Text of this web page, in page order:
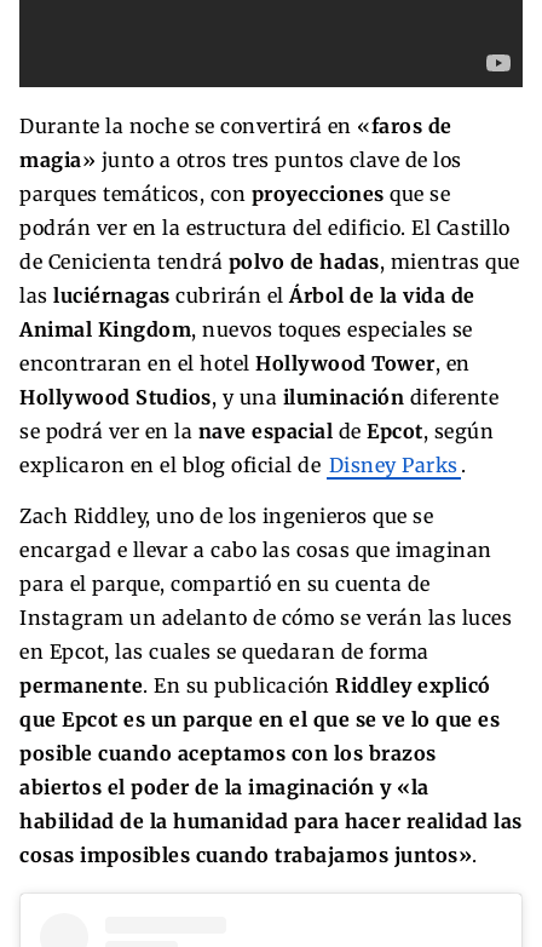
Durante la noche se convertirá en «faros de
magia» junto a otros tres puntos clave de los
parques temáticos, con proyecciones que se
podrán ver en la estructura del edificio. El Castillo
de Cenicienta tendrá polvo de hadas, mientras que
las luciérnagas cubrirán elÁrbol de la vida de
Animal Kingdom, nuevos toques especiales se
encontraran en el hotel Hollywood Tower, en
Hollywood Studios, y una iluminación diferente
se podrá ver en la nave espacial de Epcot, según
explicaron en el blog oficial de Disney Parks .
Zach Riddley, uno de los ingenieros que se
encargad e llevar a cabo las cosas que imaginan
para el parque, compartió en su cuenta de
Instagram un adelanto de cómo se verán las luces
en Epcot, las cuales se quedaran de forma
permanente. En su publicación Riddley explicó
que Epcot es un parque en el que se ve lo que es
posible cuando aceptamos con los brazos
abiertos el poder de la imaginación y «la
habilidad de la humanidad para hacer realidad las
cosas imposibles cuando trabajamos juntos».